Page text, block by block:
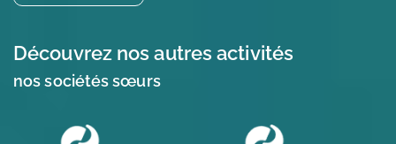
Découvrez nos autres activités
nos sociétés sœurs